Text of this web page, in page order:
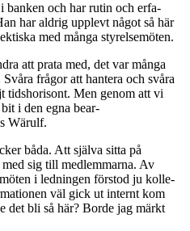
banken och har rutin och erfa­
har aldrig upplevt något så här
med många styrelsemö­ten.
att prata med, det var många
frågor att han­tera och svåra
tidshorisont. Men genom att vi
i den egna bear­
Wärulf.
båda. Att själva sitta på
sig till medlemmarna. Av
i ledningen förstod ju kolle­
väl gick ut internt kom
det bli så här? Borde jag märkt